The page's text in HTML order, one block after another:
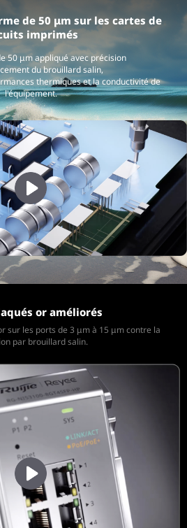
de 50 μm sur les cartes de
imprimés
50 μm appliqué avec précision
du brouillard salin,
thermiques et la conductivité de
l'équipement.
or améliorés
sur les ports de 3 μm à 15 μmcontre la
par brouillard salin.